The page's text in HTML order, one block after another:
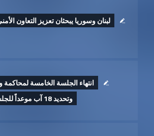
لبنان وسوريا يبحثان تعزيز التعاون
انتهاء الجلسة الخامسة
وتحديد 18 آب موعداً للجلسة القادمة